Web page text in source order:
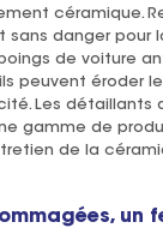
céramique.
sans danger pour
de voiture
peuvent éroder
Les détaillants
gamme de
de la
un